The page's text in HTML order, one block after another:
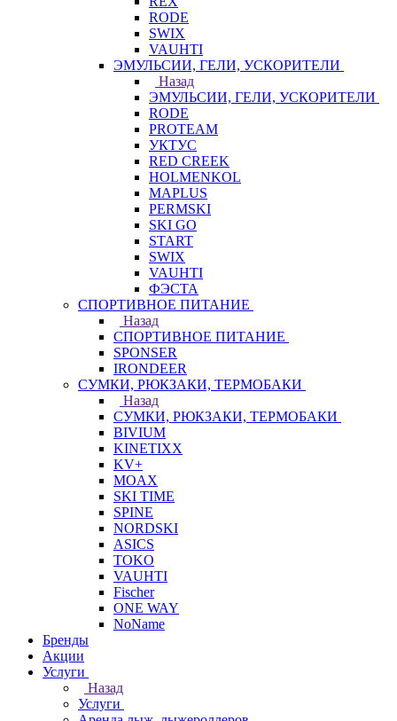
RODE
SWIX
VAUHTI
ЭМУЛЬСИИ, ГЕЛИ, УСКОРИТЕЛИ
Назад
ЭМУЛЬСИИ, ГЕЛИ, УСКОРИТЕЛИ
RODE
PROTEAM
УКТУС
RED CREEK
HOLMENKOL
MAPLUS
PERMSKI
SKI GO
START
SWIX
VAUHTI
ФЭСТА
СПОРТИВНОЕ ПИТАНИЕ
Назад
СПОРТИВНОЕ ПИТАНИЕ
SPONSER
IRONDEER
СУМКИ, РЮКЗАКИ, ТЕРМОБАКИ
Назад
СУМКИ, РЮКЗАКИ, ТЕРМОБАКИ
BIVIUM
KINETIXX
KV+
MOAX
SKI TIME
SPINE
NORDSKI
ASICS
TOKO
VAUHTI
Fischer
ONE WAY
NoName
Бренды
Акции
Услуги
Назад
Услуги